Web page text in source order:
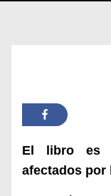
El libro es
afectados por